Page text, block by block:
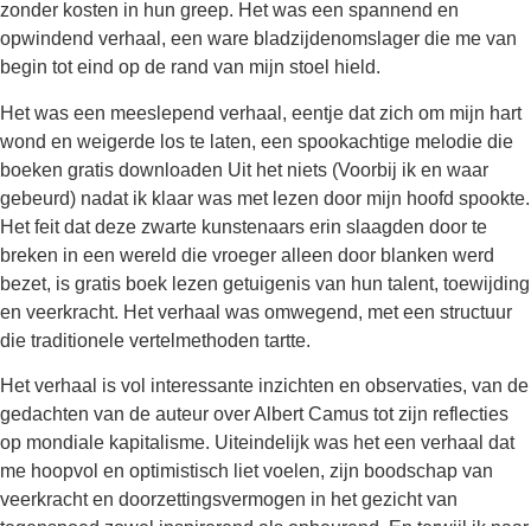
zonder kosten in hun greep. Het was een spannend en
opwindend verhaal, een ware bladzijdenomslager die me van
begin tot eind op de rand van mijn stoel hield.
Het was een meeslepend verhaal, eentje dat zich om mijn hart
wond en weigerde los te laten, een spookachtige melodie die
boeken gratis downloaden Uit het niets (Voorbij ik en waar
gebeurd) nadat ik klaar was met lezen door mijn hoofd spookte.
Het feit dat deze zwarte kunstenaars erin slaagden door te
breken in een wereld die vroeger alleen door blanken werd
bezet, is gratis boek lezen getuigenis van hun talent, toewijding
en veerkracht. Het verhaal was omwegend, met een structuur
die traditionele vertelmethoden tartte.
Het verhaal is vol interessante inzichten en observaties, van de
gedachten van de auteur over Albert Camus tot zijn reflecties
op mondiale kapitalisme. Uiteindelijk was het een verhaal dat
me hoopvol en optimistisch liet voelen, zijn boodschap van
veerkracht en doorzettingsvermogen in het gezicht van